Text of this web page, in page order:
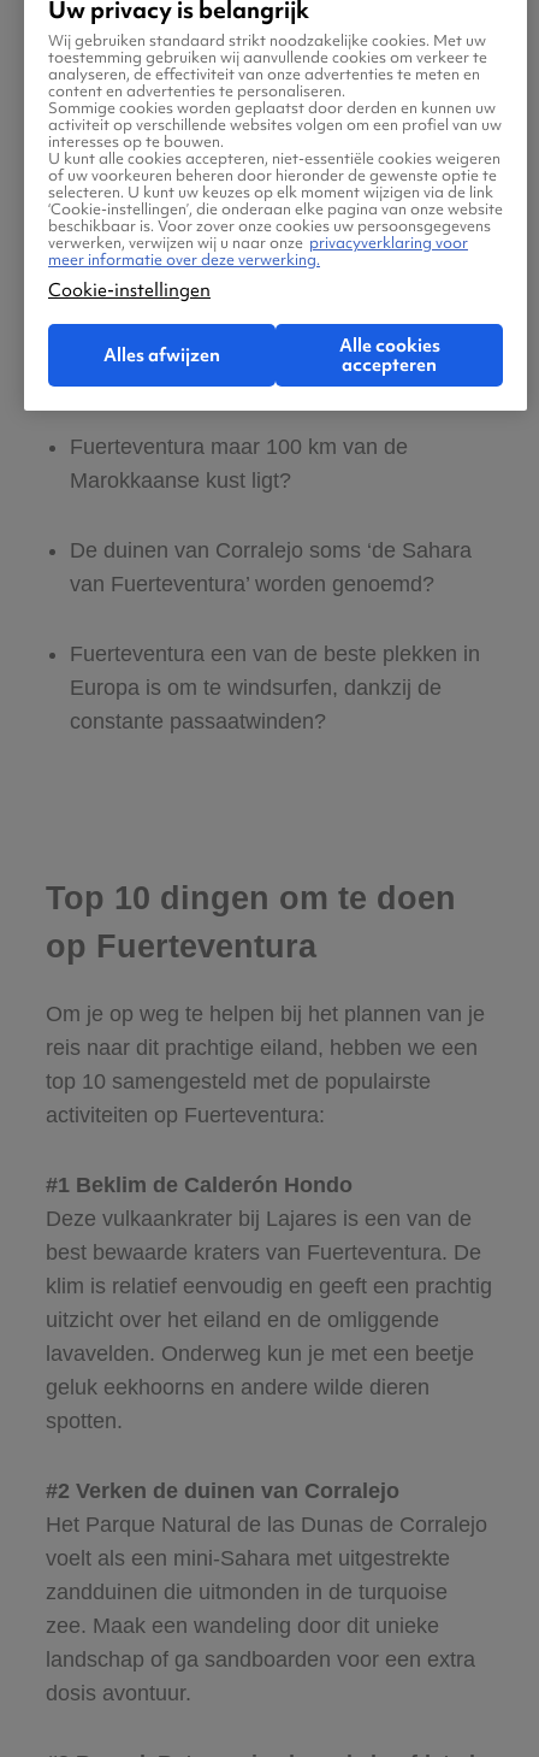
dan weer een bijzondere plek. Deze heilige
berg werd door de oorspronkelijke bewoners
van het eiland vereerd en bevat eeuwenoude
rotstekeningen. Volgens legendes had de berg
magische krachten.
Wist je dat …
De berg Tindaya door de oorspronkelijke
bewoners als een heilige plaats werd
Fuerteventura maar 100 km van de
Marokkaanse kust ligt?
De duinen van Corralejo soms ‘de Sahara
van Fuerteventura’ worden genoemd?
Fuerteventura een van de beste plekken in
Europa is om te windsurfen, dankzij de
constante passaatwinden?
Top 10 dingen om te doen
op Fuerteventura
Om je op weg te helpen bij het plannen van je
reis naar dit prachtige eiland, hebben we een
top 10 samengesteld met de populairste
activiteiten op Fuerteventura:
#1 Beklim de Calderón Hondo
Deze vulkaankrater bij Lajares is een van de
best bewaarde kraters van Fuerteventura. De
klim is relatief eenvoudig en geeft een prachtig
uitzicht over het eiland en de omliggende
lavavelden. Onderweg kun je met een beetje
geluk eekhoorns en andere wilde dieren
spotten.
#2 Verken de duinen van Corralejo
Het Parque Natural de las Dunas de Corralejo
voelt als een mini-Sahara met uitgestrekte
zandduinen die uitmonden in de turquoise
zee. Maak een wandeling door dit unieke
landschap of ga sandboarden voor een extra
dosis avontuur.
Uw privacy is belangrijk
Wij gebruiken standaard strikt noodzakelijke cookies. Met uw
toestemming gebruiken wij aanvullende cookies om verkeer te
analyseren, de effectiviteit van onze advertenties te meten en
content en advertenties te personaliseren.
Sommige cookies worden geplaatst door derden en kunnen uw
activiteit op verschillende websites volgen om een profiel van uw
interesses op te bouwen.
U kunt alle cookies accepteren, niet-essentiële cookies weigeren
of uw voorkeuren beheren door hieronder de gewenste optie te
selecteren. U kunt uw keuzes op elk moment wijzigen via de link
‘Cookie-instellingen’, die onderaan elke pagina van onze website
beschikbaar is. Voor zover onze cookies uw persoonsgegevens
verwerken, verwijzen wij u naar onze privacyverklaring voor
meer informatie over deze verwerking.
Cookie-instellingen
Alles afwijzen
Alle cookies
accepteren